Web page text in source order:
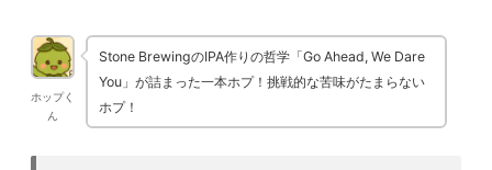
ホップく
ん
Stone BrewingのIPA作りの哲学「Go Ahead, We Dare
You」が詰まった一本ホプ！挑戦的な苦味がたまらない
ホプ！